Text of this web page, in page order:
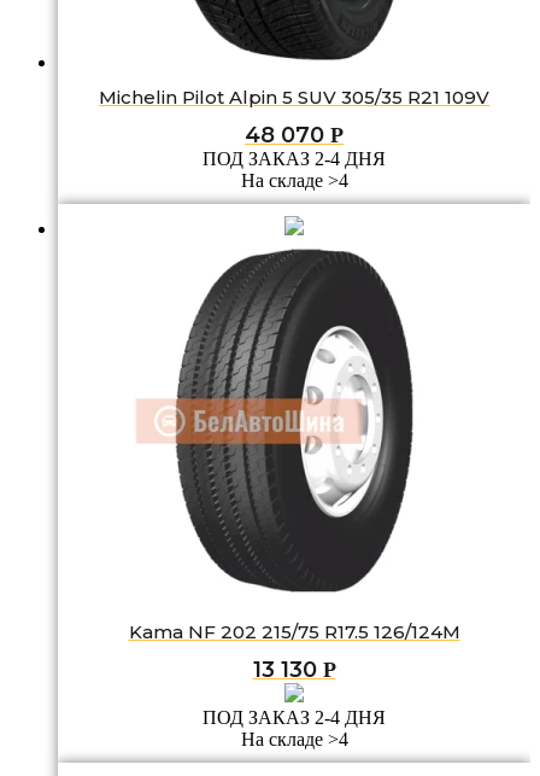
Michelin Pilot Alpin 5 SUV 305/35 R21 109V
48 070 Р
ПОД ЗАКАЗ 2-4 ДНЯ
На складе >4
Kama NF 202 215/75 R17.5 126/124M
13 130 Р
ПОД ЗАКАЗ 2-4 ДНЯ
На складе >4